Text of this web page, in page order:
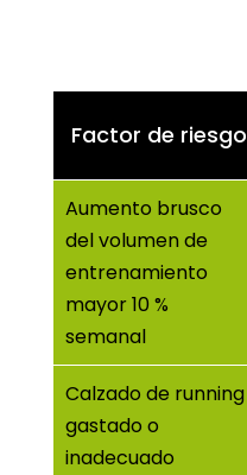
Factor de riesgo
Aumento brusco
del volumen de
entrenamiento
mayor 10 %
semanal
Calzado de running
gastado o
inadecuado